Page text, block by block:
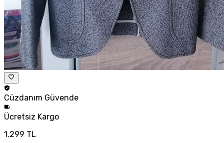
Cüzdanım Güvende
Ücretsiz Kargo
1.299 TL